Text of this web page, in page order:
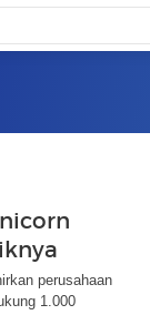
perusahaan
1.000